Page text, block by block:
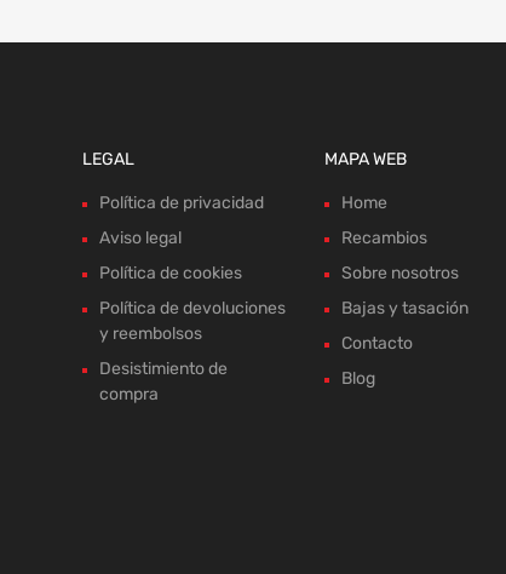
LEGAL
Política de privacidad
Aviso legal
Política de cookies
Política de devoluciones
y reembolsos
Desistimiento de
compra
MAPA WEB
Home
Recambios
Sobre nosotros
Bajas y tasación
Contacto
Blog